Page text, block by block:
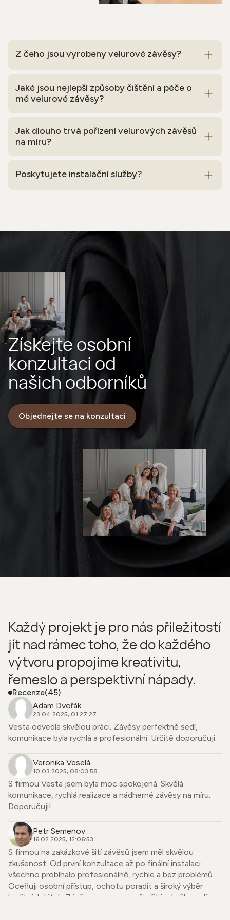
Z čeho jsou vyrobeny velurové závěsy?
Jaké jsou nejlepší způsoby čištění a péče o
mé velurové závěsy?
Jak dlouho trvá pořízení velurových závěsů
na míru?
Poskytujete instalační služby?
Získejte osobní
konzultaci od
našich odborníků
Objednejte se na konzultaci
Každý projekt je pro nás příležitostí
jít nad rámec toho, že do každého
výtvoru propojíme kreativitu,
řemeslo a perspektivní nápady.
Recenze(45)
Adam Dvořák
23.04.2025, 01:27:27
Vesta odvedla skvělou práci. Závěsy perfektně sedí,
komunikace byla rychlá a profesionální. Určitě doporučuji.
Veronika Veselá
10.03.2025, 08:03:58
S firmou Vesta jsem byla moc spokojená. Skvělá
komunikace, rychlá realizace a nádherné závěsy na míru.
Doporučuji!
Petr Semenov
16.02.2025, 12:06:53
S firmou na zakázkové šití závěsů jsem měl skvělou
zkušenost. Od první konzultace až po finální instalaci
všechno probíhalo profesionálně, rychle a bez problémů.
Oceňuji osobní přístup, ochotu poradit a široký výběr
kvalitních látek. Závěsy jsou precizně ušité, skvěle sedí a